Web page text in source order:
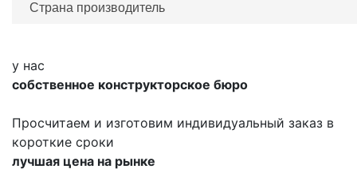
Страна производитель
у нас
собственное конструкторское бюро
Просчитаем и изготовим индивидуальный заказ в
короткие сроки
лучшая цена на рынке